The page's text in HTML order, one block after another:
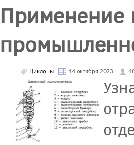
Применение
Циклоны 14 октября 2023